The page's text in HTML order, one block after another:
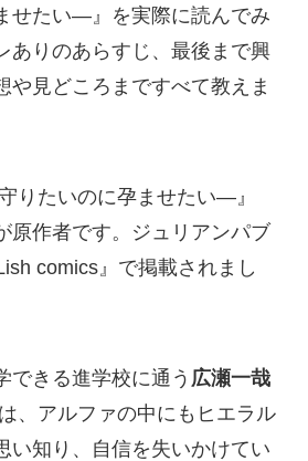
せたい―』を実際に読んでみ
ありのあらすじ、最後まで興
や見どころまですべて教えま
りたいのに孕ませたい―』
原作者です。ジュリアンパブ
comics』で掲載されまし
できる進学校に通う 広瀬一哉
は、アルファの中にもヒエラル
い知り、自信を失いかけてい